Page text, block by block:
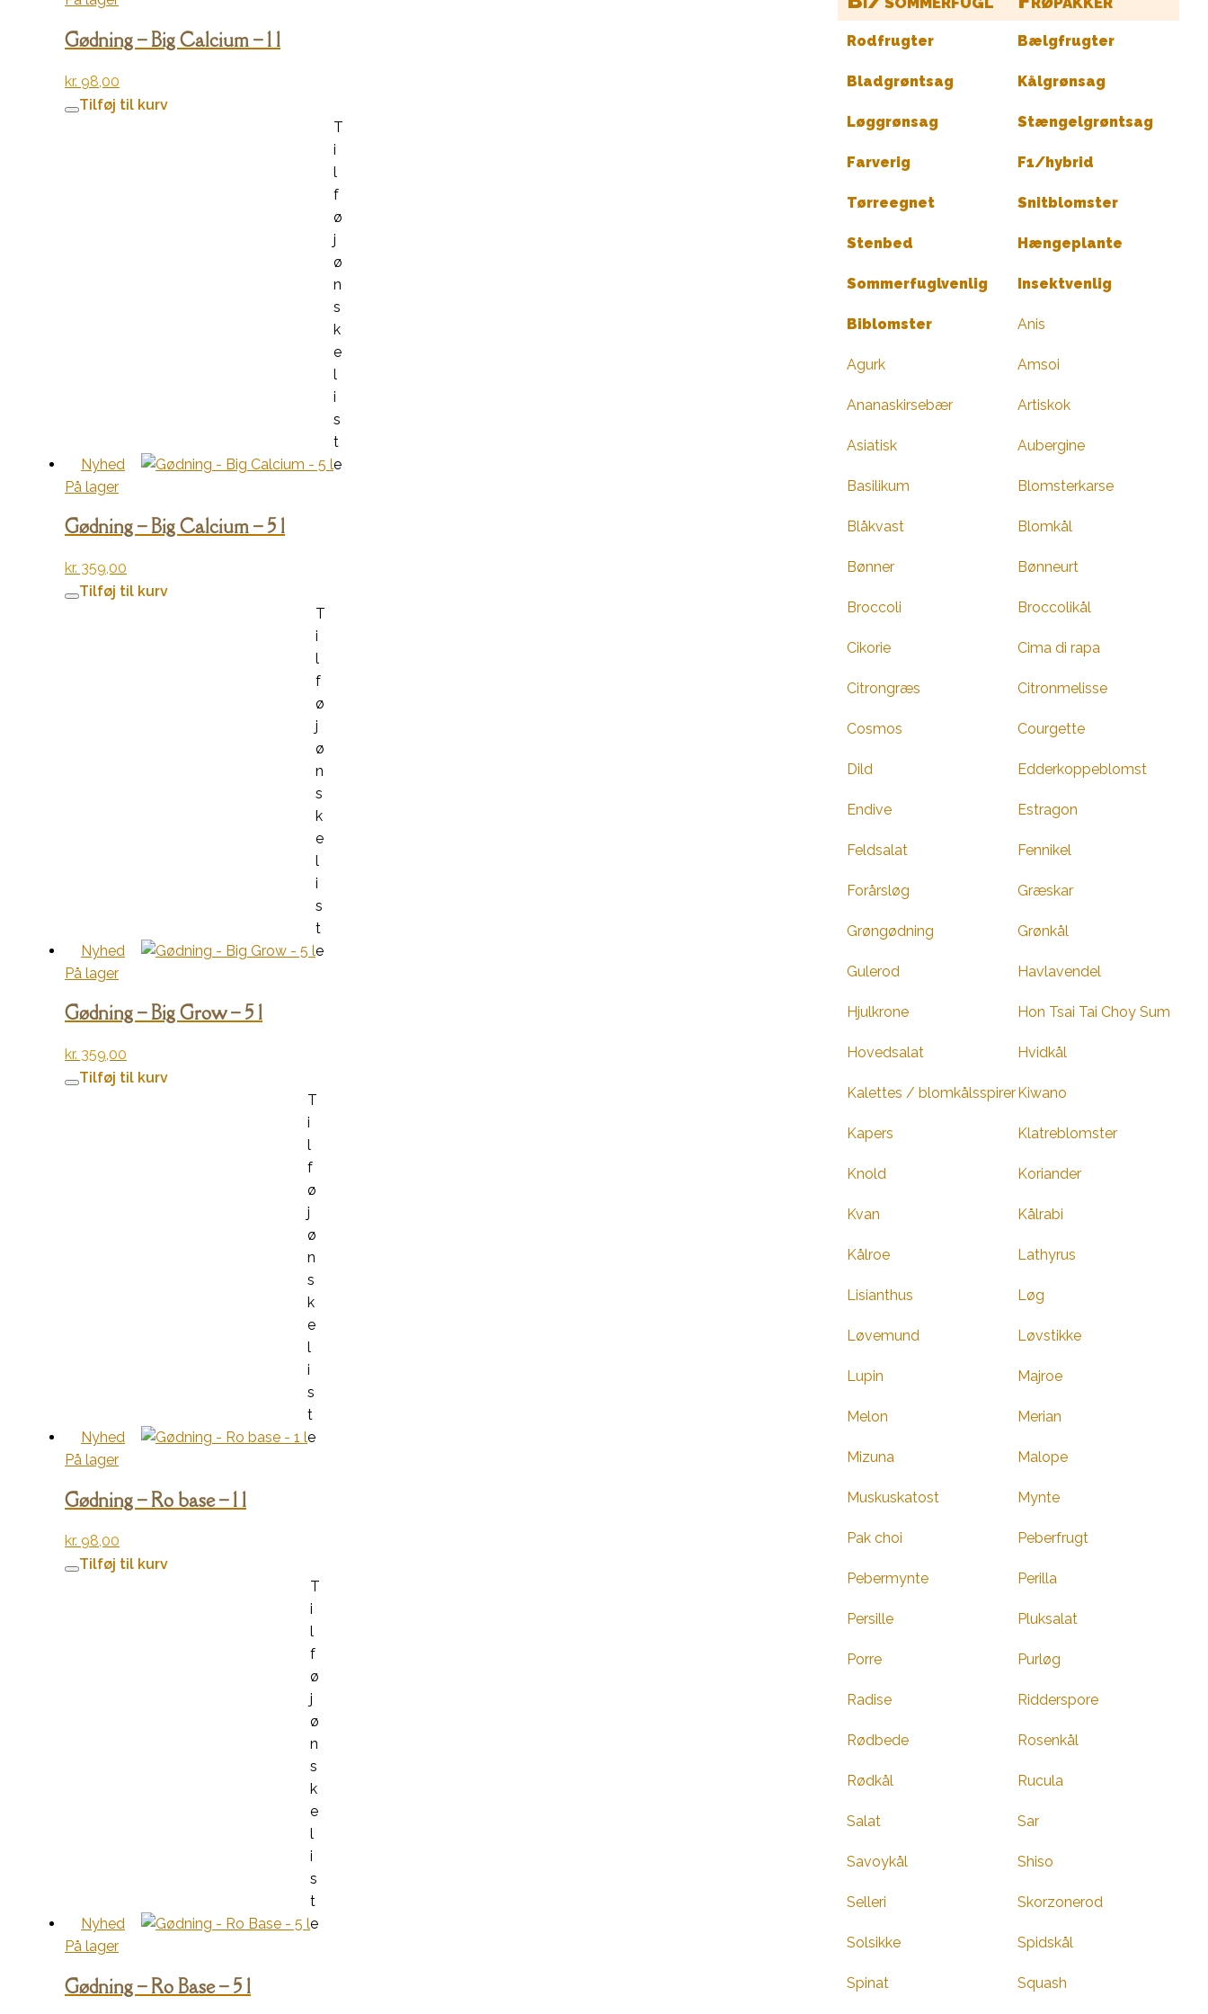
Gødning – Big Calcium – 1 l
kr. 98,00
Tilføj til kurv
Nyhed
T
i
l
f
ø
j
ø
n
s
k
e
l
i
s
t
e
På lager
Gødning – Big Calcium – 5 l
kr. 359,00
Tilføj til kurv
Nyhed
T
i
l
f
ø
j
ø
n
s
k
e
l
i
s
t
e
På lager
Gødning – Big Grow – 5 l
kr. 359,00
Tilføj til kurv
Nyhed
T
i
l
f
ø
j
ø
n
s
k
e
l
i
s
t
e
På lager
Gødning – Ro base – 1 l
kr. 98,00
Tilføj til kurv
Nyhed
T
i
l
f
ø
j
ø
n
s
k
e
l
i
s
t
e
På lager
Gødning – Ro Base – 5 l
Rodfrugter Bælgfrugter
Bladgrøntsag Kålgrønsag
Løggrønsag Stængelgrøntsag
Farverig F1/hybrid
Tørreegnet Snitblomster
Stenbed Hængeplante
Sommerfuglvenlig Insektvenlig
Biblomster Anis
Agurk Amsoi
Ananaskirsebær Artiskok
Asiatisk Aubergine
Basilikum Blomsterkarse
Blåkvast Blomkål
Bønner Bønneurt
Broccoli Broccolikål
Cikorie Cima di rapa
Citrongræs Citronmelisse
Cosmos Courgette
Dild Edderkoppeblomst
Endive Estragon
Feldsalat Fennikel
Forårsløg Græskar
Grøngødning Grønkål
Gulerod Havlavendel
Hjulkrone Hon Tsai Tai Choy Sum
Hovedsalat Hvidkål
Kalettes / blomkålsspirer Kiwano
Kapers Klatreblomster
Knold Koriander
Kvan Kålrabi
Kålroe Lathyrus
Lisianthus Løg
Løvemund Løvstikke
Lupin Majroe
Melon Merian
Mizuna Malope
Muskuskatost Mynte
Pak choi Peberfrugt
Pebermynte Perilla
Persille Pluksalat
Porre Purløg
Radise Ridderspore
Rødbede Rosenkål
Rødkål Rucula
Salat Sar
Savoykål Shiso
Selleri Skorzonerod
Solsikke Spidskål
Spinat Squash